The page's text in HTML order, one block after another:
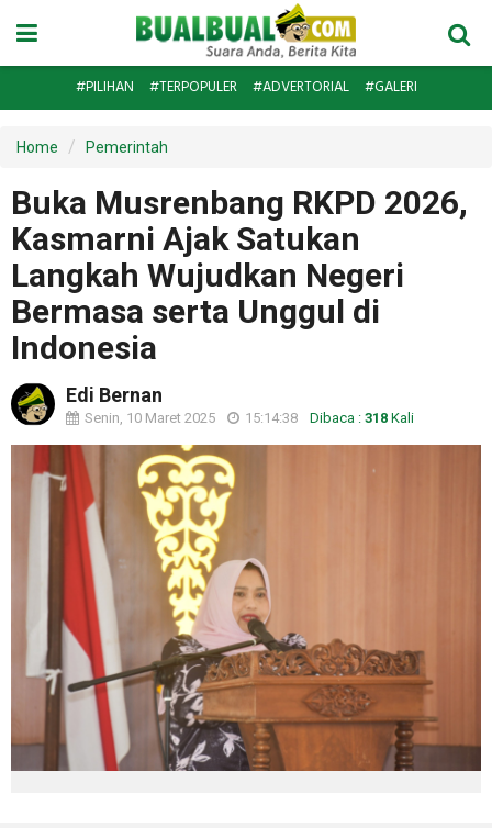
#PILIHAN #TERPOPULER #ADVERTORIAL #GALERI
Home Pemerintah
Buka Musrenbang RKPD 2026,
Kasmarni Ajak Satukan
Langkah Wujudkan Negeri
Bermasa serta Unggul di
Indonesia
Edi Bernan
Senin, 10 Maret 2025 15:14:38 Dibaca : 318 Kali